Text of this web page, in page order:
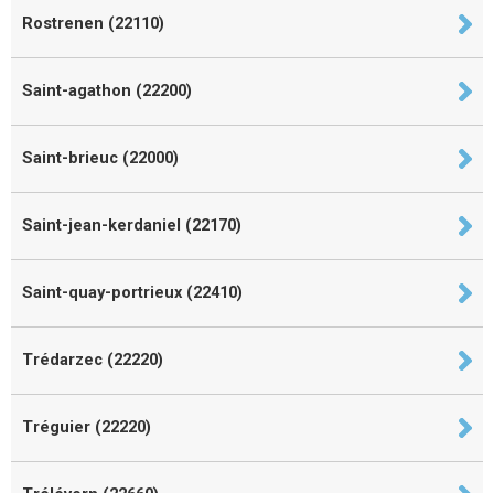
Rostrenen (22110)
Saint-agathon (22200)
Saint-brieuc (22000)
Saint-jean-kerdaniel (22170)
Saint-quay-portrieux (22410)
Trédarzec (22220)
Tréguier (22220)